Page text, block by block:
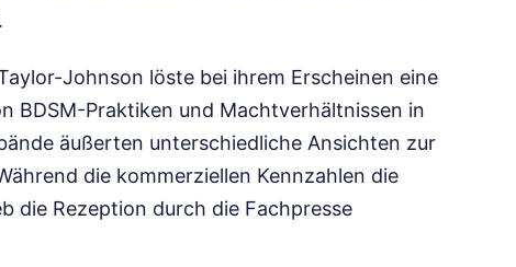
Johnson löste bei ihrem Erscheinen eine
BDSM-Praktiken und Machtverhältnissen in
äußerten unterschiedliche Ansichten zur
die kommerziellen Kennzahlen die
die Rezeption durch die Fachpresse